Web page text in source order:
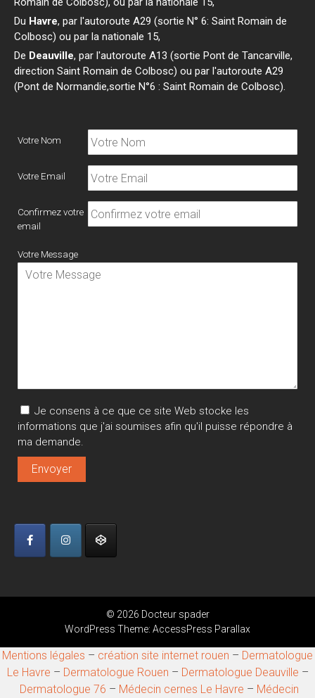
Du Havre, par l'autoroute A29 (sortie N° 6: Saint Romain de
Colbosc) ou par la nationale 15,
De Deauville, par l'autoroute A13 (sortie Pont de Tancarville,
direction Saint Romain de Colbosc) ou par l'autoroute A29
(Pont de Normandie,sortie N°6 : Saint Romain de Colbosc).
Votre Nom
Votre Email
Confirmez votre
email
Votre Message
Je consens à ce que ce site Web stocke les
informations que j'ai soumises afin qu'il puisse répondre à
ma demande.
© 2026 Docteur spader
WordPress Theme: AccessPress Parallax
Mentions légales – création site internet rouen – Dermatologue
Le Havre – Dermatologue Rouen – Dermatologue Deauville –
Dermatologue 76 – Médecin cernes Le Havre – Médecin